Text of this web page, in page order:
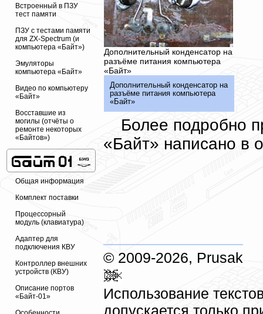
Встроенный в ПЗУ
тест памяти
ПЗУ с тестами памяти
для ZX-Spectrum (и
компьютера «Байт»)
Эмуляторы
компьютера «Байт»
Видео по компьютеру
«Байт»
Восставшие из
могилы (отчёты о
ремонте некоторых
«Байтов»)
Общая информация
Комплект поставки
Процессорный
модуль (клавиатура)
Адаптер для
подключения КВУ
Контроллер внешних
устройств (КВУ)
Описание портов
«Байт-01»
Дополнительный конденсатор на
разъёме питания компьютера
«Байт»
Дополнительный конденсатор на
разъёме питания компьютера
«Байт»
Более подробно
«Байт» написано в
© 2009-2026, Prusak
Использование
допускается только